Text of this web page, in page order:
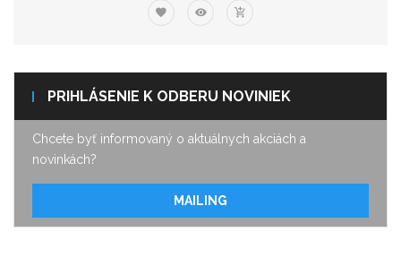
PRIHLÁSENIE K ODBERU NOVINIEK
Chcete byť informovaný o aktuálnych akciách a
novinkách?
MAILING